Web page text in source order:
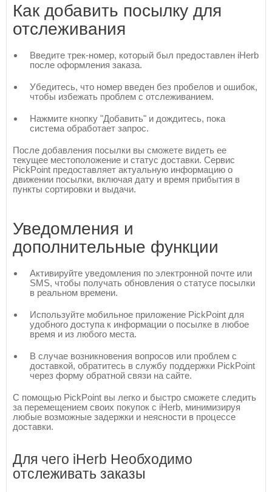
Как добавить посылку для
отслеживания
Введите трек-номер, который был предоставлен iHerb
после оформления заказа.
Убедитесь, что номер введен без пробелов и ошибок,
чтобы избежать проблем с отслеживанием.
Нажмите кнопку "Добавить" и дождитесь, пока
система обработает запрос.
После добавления посылки вы сможете видеть ее
текущее местоположение и статус доставки. Сервис
PickPoint предоставляет актуальную информацию о
движении посылки, включая дату и время прибытия в
пункты сортировки и выдачи.
Уведомления и
дополнительные функции
Активируйте уведомления по электронной почте или
SMS, чтобы получать обновления о статусе посылки
в реальном времени.
Используйте мобильное приложение PickPoint для
удобного доступа к информации о посылке в любое
время и из любого места.
В случае возникновения вопросов или проблем с
доставкой, обратитесь в службу поддержки PickPoint
через форму обратной связи на сайте.
С помощью PickPoint вы легко и быстро сможете следить
за перемещением своих покупок с iHerb, минимизируя
любые возможные задержки и неясности в процессе
доставки.
Для чего iHerb Необходимо
отслеживать заказы